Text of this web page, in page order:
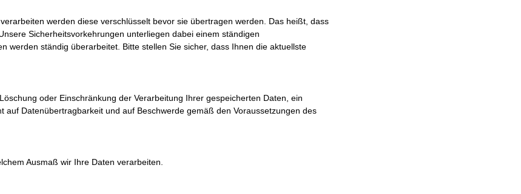
werden diese verschlüsselt bevor sie übertragen werden. Das heißt, dass
Sicherheitsvorkehrungen unterliegen dabei einem ständigen
werden ständig überarbeitet. Bitte stellen Sie sicher, dass Ihnen die aktuellste
oder Einschränkung der Verarbeitung Ihrer gespeicherten Daten, ein
auf Datenübertragbarkeit und auf Beschwerde gemäß den Voraussetzungen des
Ausmaß wir Ihre Daten verarbeiten.